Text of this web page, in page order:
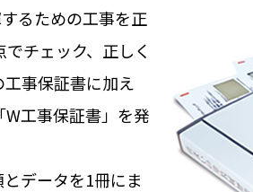
るための工事を正
チェック、正しく
事保証書に加え
工事保証書」を発
データを1冊にま